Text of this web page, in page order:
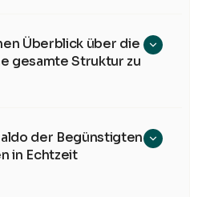
Überblick über die
gesamte Struktur zu
der Begünstigten
in Echtzeit